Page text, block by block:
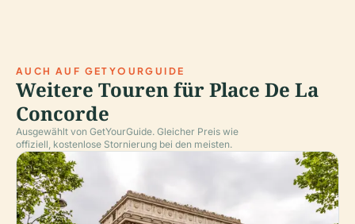
AUCH AUF GETYOURGUIDE
Weitere Touren für Place De La
Concorde
Ausgewählt von GetYourGuide. Gleicher Preis wie
offiziell, kostenlose Stornierung bei den meisten.